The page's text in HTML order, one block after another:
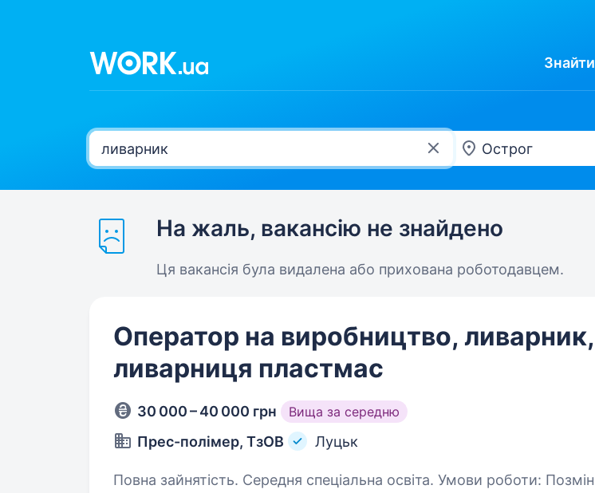
Знайти
На жаль, вакансію не знайдено
Ця вакансія була видалена або прихована роботодавцем.
Оператор на виробництво, ливарник,
ливарниця пластмас
30 000 – 40 000 грн Вища за середню
Прес-полiмер, ТзОВ Луцьк
Повна зайнятість. Середня спеціальна освіта. Умови роботи: Позмінний